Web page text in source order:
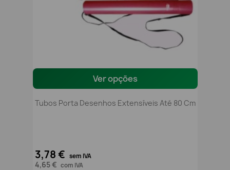
Ver opções
Tubos Porta Desenhos Extensíveis Até 80 Cm
3,78 € sem IVA
4,65 € com IVA